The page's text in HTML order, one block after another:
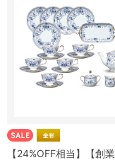
【24%OFF相当】【創